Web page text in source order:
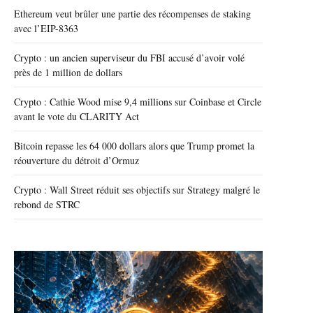
Ethereum veut brûler une partie des récompenses de staking
avec l’EIP-8363
Crypto : un ancien superviseur du FBI accusé d’avoir volé
près de 1 million de dollars
Crypto : Cathie Wood mise 9,4 millions sur Coinbase et Circle
avant le vote du CLARITY Act
Bitcoin repasse les 64 000 dollars alors que Trump promet la
réouverture du détroit d’Ormuz
Crypto : Wall Street réduit ses objectifs sur Strategy malgré le
rebond de STRC